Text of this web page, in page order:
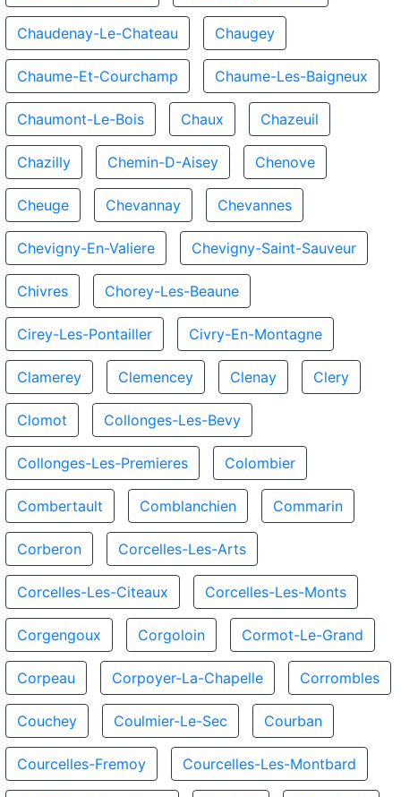
Chaudenay-Le-Chateau Chaugey
Chaume-Et-Courchamp Chaume-Les-Baigneux
Chaumont-Le-Bois Chaux Chazeuil
Chazilly Chemin-D-Aisey Chenove
Cheuge Chevannay Chevannes
Chevigny-En-Valiere Chevigny-Saint-Sauveur
Chivres Chorey-Les-Beaune
Cirey-Les-Pontailler Civry-En-Montagne
Clamerey Clemencey Clenay Clery
Clomot Collonges-Les-Bevy
Collonges-Les-Premieres Colombier
Combertault Comblanchien Commarin
Corberon Corcelles-Les-Arts
Corcelles-Les-Citeaux Corcelles-Les-Monts
Corgengoux Corgoloin Cormot-Le-Grand
Corpeau Corpoyer-La-Chapelle Corrombles
Couchey Coulmier-Le-Sec Courban
Courcelles-Fremoy Courcelles-Les-Montbard